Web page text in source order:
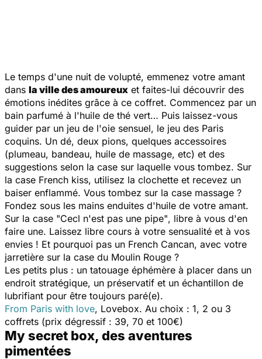
Le temps d'une nuit de volupté, emmenez votre amant
dans la ville des amoureux et faites-lui découvrir des
émotions inédites grâce à ce coffret. Commencez par un
bain parfumé à l'huile de thé vert… Puis laissez-vous
guider par un jeu de l'oie sensuel, le jeu des Paris
coquins. Un dé, deux pions, quelques accessoires
(plumeau, bandeau, huile de massage, etc) et des
suggestions selon la case sur laquelle vous tombez. Sur
la case French kiss, utilisez la clochette et recevez un
baiser enflammé. Vous tombez sur la case massage ?
Fondez sous les mains enduites d'huile de votre amant.
Sur la case "Cecl n'est pas une pipe", libre à vous d'en
faire une. Laissez libre cours à votre sensualité et à vos
envies ! Et pourquoi pas un French Cancan, avec votre
jarretière sur la case du Moulin Rouge ?
Les petits plus : un tatouage éphémère à placer dans un
endroit stratégique, un préservatif et un échantillon de
lubrifiant pour être toujours paré(e).
From Paris with love, Lovebox. Au choix : 1, 2 ou 3
coffrets (prix dégressif : 39, 70 et 100€)
My secret box, des aventures
pimentées